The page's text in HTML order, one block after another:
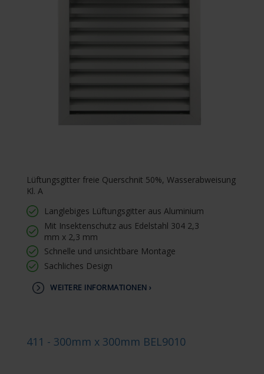
Lüftungsgitter freie Querschnit 50%, Wasserabweisung
Kl. A
Langlebiges Lüftungsgitter aus Aluminium
Mit Insektenschutz aus Edelstahl 304 2,3
mm x 2,3 mm
Schnelle und unsichtbare Montage
Sachliches Design
WEITERE INFORMATIONEN ›
411 - 300mm x 300mm BEL9010